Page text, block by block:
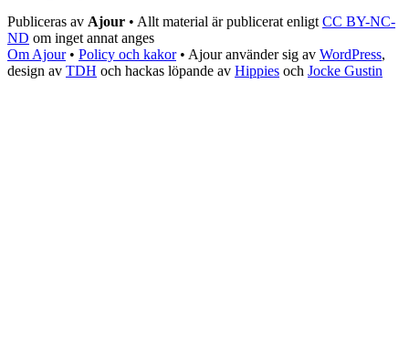
Publiceras av Ajour • Allt material är publicerat enligtCC BY-NC-
ND om inget annat anges
Om Ajour• Policy och kakor• Ajour använder sig av WordPress,
design av TDH och hackas löpande av Hippies och Jocke Gustin